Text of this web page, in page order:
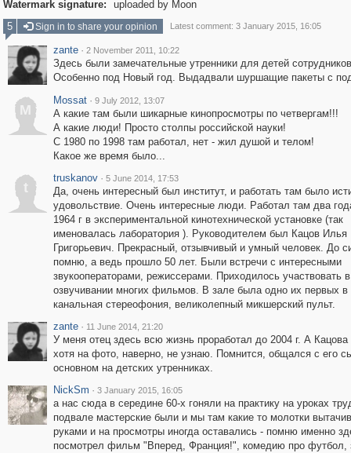
Watermark signature:
uploaded by Moon
5
Sign in to share your opinion Latest comment: 3 January 2015, 16:05
zante · 2 November 2011, 10:22
Здесь были замечательные утренники для детей
Особенно под Новый год. Выдадвали шуршащие пакеты с
M
Mossat · 9 July 2012, 13:07
А какие там были шикарные кинопросмотры по четвергам!!!
А какие люди! Просто столпы российской науки!
С 1980 по 1998 там работал, нет - жил душой и телом!
Какое же время было...
t
truskanov · 5 June 2014, 17:53
Да, очень интересный был институт, и работать там было
удовольствие. Очень интересные люди. Работал там два
1964 г в экспериментальной кинотехнической установке (так
именовалась лаборатория ). Руководителем был Кацов Илья
Григорьевич. Прекрасный, отзывчивый и умный человек. До
помню, а ведь прошло 50 лет. Были встречи с интересными
звукооператорами, режиссерами. Приходилось участвовать в
озвучивании многих фильмов. В зале была одно их первых
канальная стереофония, великолепный микшерский пульт.
zante · 11 June 2014, 21:20
У меня отец здесь всю жизнь проработал до 2004 г. А
хотя на фото, наверно, не узнаю. Помнится, общался с его
основном на детских утренниках.
NickSm · 3 January 2015, 16:05
а нас сюда в середине 60-х гоняли на практику на уроках
подвале мастерские были и мы там какие то молотки
руками и на просмотры иногда оставались - помню именно
посмотрел фильм "Вперед, Франция!", комедию про футбол,